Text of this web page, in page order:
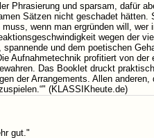
Phrasierung und sparsam, dafür
Sätzen nicht geschadet hätten.
wenn man ergründen will, wer
wegen der
und dem poetischen
Aufnahmetechnik profitiert von
Das Booklet druckt
der Arrangements. Allen
(KLASSIKheute.de)
gut."